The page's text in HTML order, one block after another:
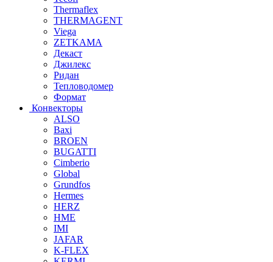
Thermaflex
THERMAGENT
Viega
ZETKAMA
Декаст
Джилекс
Ридан
Тепловодомер
Формат
Конвекторы
ALSO
Baxi
BROEN
BUGATTI
Cimberio
Global
Grundfos
Hermes
HERZ
HME
IMI
JAFAR
K-FLEX